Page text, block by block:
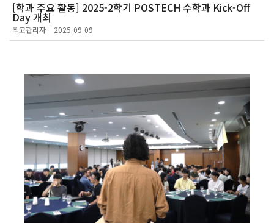
[학과 주요 활동] 2025-2학기 POSTECH 수학과 Kick-Off
Day 개최
최고관리자 2025-09-09